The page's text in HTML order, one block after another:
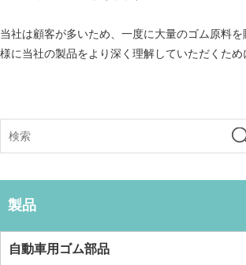
当社は顧客が多いため、一度に大量のゴム原料
様に当社の製品をより深く理解していただくた
製品
自動車用ゴム部品